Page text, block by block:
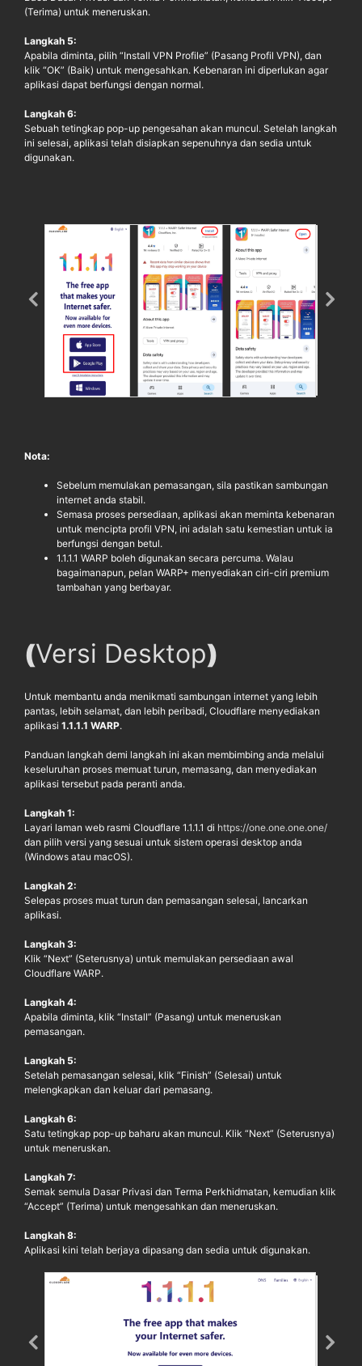
(Terima) untuk meneruskan.
Langkah 5:
Apabila diminta, pilih “Install VPN Profile” (Pasang Profil VPN), dan
klik “OK” (Baik) untuk mengesahkan. Kebenaran ini diperlukan agar
aplikasi dapat berfungsi dengan normal.
Langkah 6:
Sebuah tetingkap pop-up pengesahan akan muncul. Setelah langkah
ini selesai, aplikasi telah disiapkan sepenuhnya dan sedia untuk
digunakan.
Nota:
Sebelum memulakan pemasangan, sila pastikan sambungan
internet anda stabil.
Semasa proses persediaan, aplikasi akan meminta kebenaran
untuk mencipta profil VPN, ini adalah satu kemestian untuk ia
berfungsi dengan betul.
1.1.1.1 WARP boleh digunakan secara percuma. Walau
bagaimanapun, pelan WARP+ menyediakan ciri-ciri premium
tambahan yang berbayar.
(Versi Desktop)
Untuk membantu anda menikmati sambungan internet yang lebih
pantas, lebih selamat, dan lebih peribadi, Cloudflare menyediakan
aplikasi 1.1.1.1 WARP.
Panduan langkah demi langkah ini akan membimbing anda melalui
keseluruhan proses memuat turun, memasang, dan menyediakan
aplikasi tersebut pada peranti anda.
Langkah 1:
Layari laman web rasmi Cloudflare 1.1.1.1 di https://one.one.one.one/
dan pilih versi yang sesuai untuk sistem operasi desktop anda
(Windows atau macOS).
Langkah 2:
Selepas proses muat turun dan pemasangan selesai, lancarkan
aplikasi.
Langkah 3:
Klik “Next” (Seterusnya) untuk memulakan persediaan awal
Cloudflare WARP.
Langkah 4:
Apabila diminta, klik “Install” (Pasang) untuk meneruskan
pemasangan.
Langkah 5:
Setelah pemasangan selesai, klik “Finish” (Selesai) untuk
melengkapkan dan keluar dari pemasang.
Langkah 6:
Satu tetingkap pop-up baharu akan muncul. Klik “Next” (Seterusnya)
untuk meneruskan.
Langkah 7:
Semak semula Dasar Privasi dan Terma Perkhidmatan, kemudian klik
“Accept” (Terima) untuk mengesahkan dan meneruskan.
Langkah 8:
Aplikasi kini telah berjaya dipasang dan sedia untuk digunakan.